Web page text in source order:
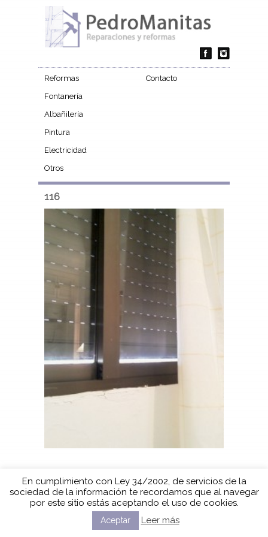
Reformas
Fontanería
Albañilería
Pintura
Electricidad
Otros
Contacto
116
En cumplimiento con Ley 34/2002, de servicios de la
sociedad de la información te recordamos que al navegar
por este sitio estás aceptando el uso de cookies.
Aceptar Leer más